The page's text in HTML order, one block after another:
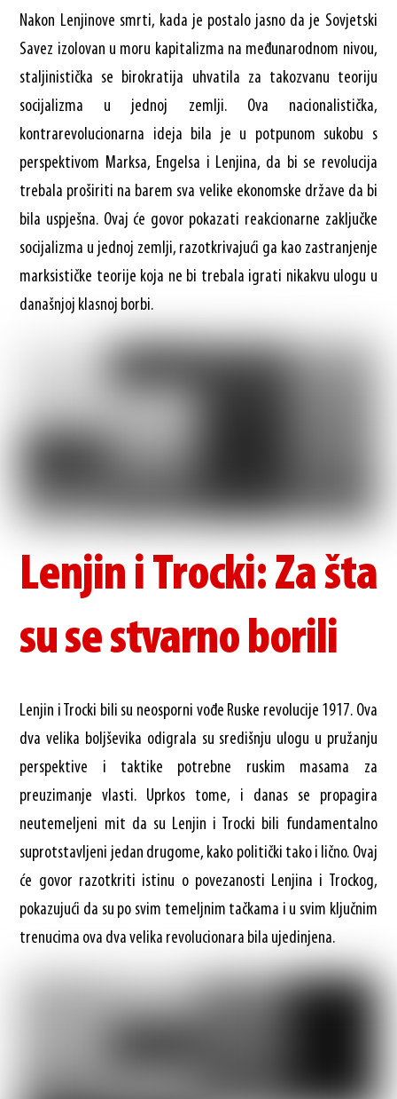
Nakon Lenjinove smrti, kada je postalo jasno da je Sovjetski
Savez izolovan u moru kapitalizma na međunarodnom nivou,
staljinistička se birokratija uhvatila za takozvanu teoriju
socijalizma u jednoj zemlji. Ova nacionalistička,
kontrarevolucionarna ideja bila je u potpunom sukobu s
perspektivom Marksa, Engelsa i Lenjina, da bi se revolucija
trebala proširiti na barem sva velike ekonomske države da bi
bila uspješna. Ovaj će govor pokazati reakcionarne zaključke
socijalizma u jednoj zemlji, razotkrivajući ga kao zastranjenje
marksističke teorije koja ne bi trebala igrati nikakvu ulogu u
današnjoj klasnoj borbi.
Lenjin i Trocki: Za šta
su se stvarno borili
Lenjin i Trocki bili su neosporni vođe Ruske revolucije 1917. Ova
dva velika boljševika odigrala su središnju ulogu u pružanju
perspektive i taktike potrebne ruskim masama za
preuzimanje vlasti. Uprkos tome, i danas se propagira
neutemeljeni mit da su Lenjin i Trocki bili fundamentalno
suprotstavljeni jedan drugome, kako politički tako i lično. Ovaj
će govor razotkriti istinu o povezanosti Lenjina i Trockog,
pokazujući da su po svim temeljnim tačkama i u svim ključnim
trenucima ova dva velika revolucionara bila ujedinjena.